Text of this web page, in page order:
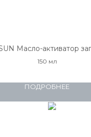
Масло-активатор
150 мл
ПОДРОБНЕЕ